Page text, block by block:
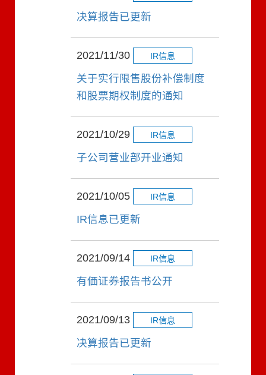
决算报告已更新
2021/11/30 IR信息
关于实行限售股份补偿制度
和股票期权制度的通知
2021/10/29 IR信息
子公司营业部开业通知
2021/10/05 IR信息
IR信息已更新
2021/09/14 IR信息
有価证券报告书公开
2021/09/13 IR信息
决算报告已更新